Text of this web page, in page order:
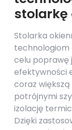
stolarkę
Stolarka
technologiom
celu poprawę
efektywności
coraz
potrójnymi
izolację
Dzięki